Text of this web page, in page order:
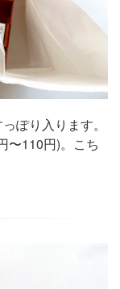
ぽり入ります。
〜110円)。こち